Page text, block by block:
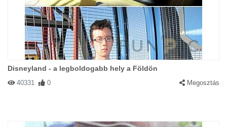
Disneyland - a legboldogabb hely a Földön
40331 0 Megosztás